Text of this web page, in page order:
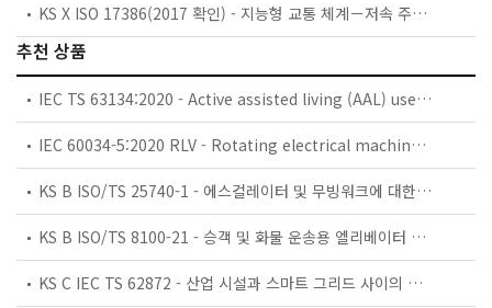
KS X ISO 17386(2017 확인) - 지능형 교통 체계－저속 주행 지원 시스템－성능 요구사항 및 시험절차
추천 상품
IEC TS 63134:2020 - Active assisted living (AAL) use cases
IEC 60034-5:2020 RLV - Rotating electrical machines - Part 5: Degrees of protection provided by the integral design of rotating electrical machines (IP code) - Classification
KS B ISO/TS 25740-1 - 에스컬레이터 및 무빙워크에 대한 안전요건 — 제1부: 세계공통 필수 안전요건(GESRs)
KS B ISO/TS 8100-21 - 승객 및 화물 운송용 엘리베이터 —제21부: 세계공통 필수안전요건(GESRs)을 충족하는 세계공통 안전 파라미터(GSPs)
KS C IEC TS 62872 - 산업 시설과 스마트 그리드 사이의 산업 공정 측정, 제어 및 자동화 시스템 인터페이스